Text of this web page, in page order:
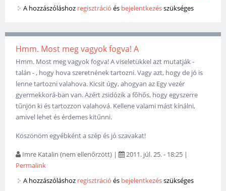
A hozzászóláshoz regisztráció és bejelentkezésszükséges
Hmm. Most meg vagyok fogva! A
Hmm. Most meg vagyok fogva! A viseletükkel azt mutatják -
talán - , hogy hova szeretnének tartozni. Vagy azt, hogy de jó is
lenne tartozni valahova. Kicsit úgy, ahogyan az Egy vezér
gyermekkorá-ban van. Azért zsidózik a főhős, hogy egyszerre
tűnjön ki és tartozzon valahová. Kellene valami mást kínálni,
amivel lehet és érdemes kitűnni.
Köszönöm egyébként a szép és jó szavakat!
Imre Katalin (nem ellenőrzött) | 2011. júl. 25. - 18:25 |
Permalink
A hozzászóláshoz regisztráció és bejelentkezésszükséges